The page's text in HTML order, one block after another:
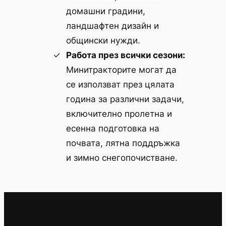
домашни градини,
ландшафтен дизайн и
общински нужди.
Работа през всички сезони:
Минитракторите могат да
се използват през цялата
година за различни задачи,
включително пролетна и
есенна подготовка на
почвата, лятна поддръжка
и зимно снегопочистване.